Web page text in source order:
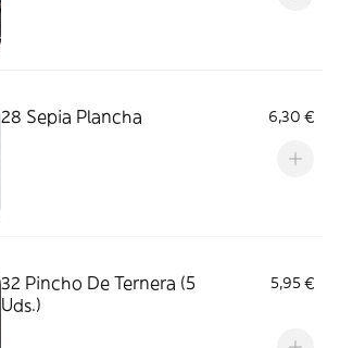
28 Sepia Plancha 6,30 €
32 Pincho De Ternera (5
Uds.)
5,95 €